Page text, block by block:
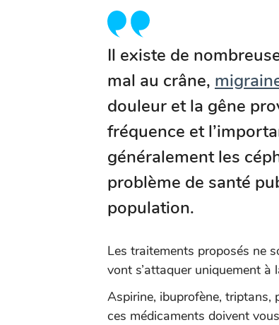
Il existe de
mal au crâne,
douleur et la gêne
fréquence et
généralement les
problème de santé
population.
Les traitements proposés ne
vont s’attaquer uniquement à
Aspirine, ibuprofène, triptans,
ces médicaments doivent